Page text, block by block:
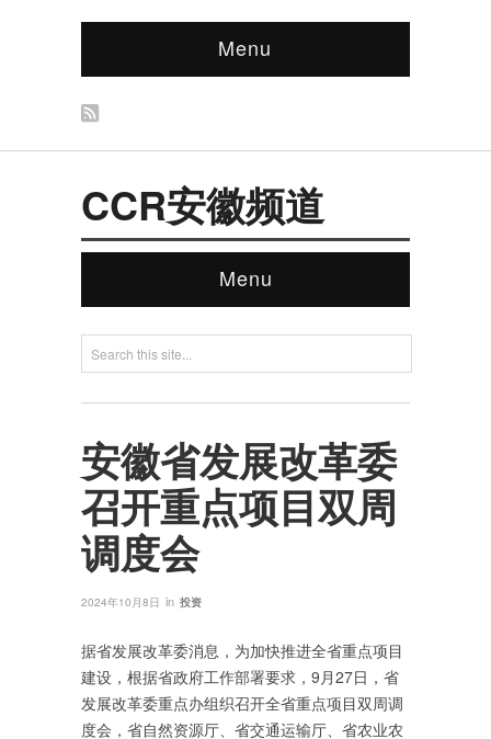
Menu
CCR安徽频道
Menu
安徽省发展改革委
召开重点项目双周
调度会
2024年10月8日 in 投资
据省发展改革委消息，为加快推进全省重点项目
建设，根据省政府工作部署要求，9月27日，省
发展改革委重点办组织召开全省重点项目双周调
度会，省自然资源厅、省交通运输厅、省农业农